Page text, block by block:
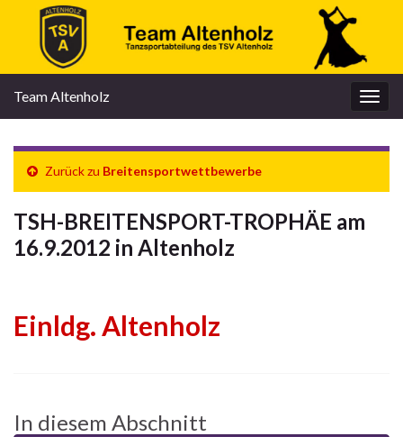
Team Altenholz
Zurück zu Breitensportwettbewerbe
TSH-BREITENSPORT-TROPHÄE am
16.9.2012 in Altenholz
Einldg. Altenholz
In diesem Abschnitt